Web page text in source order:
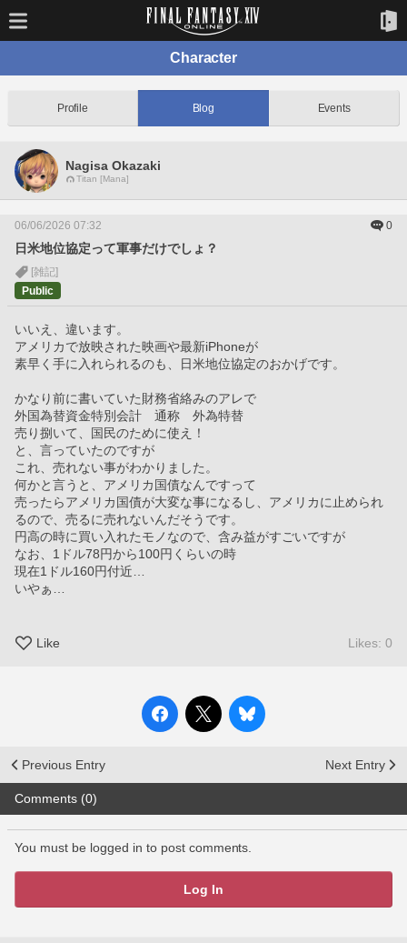
Character
Profile Blog Events
Nagisa Okazaki
Titan [Mana]
06/06/2026 07:32 0
日米地位協定って軍事だけでしょ？
[雑記]
Public
いいえ、違います。
アメリカで放映された映画や最新iPhoneが
素早く手に入れられるのも、日米地位協定のおかげです。
かなり前に書いていた財務省絡みのアレで
外国為替資金特別会計　通称　外為特替
売り捌いて、国民のために使え！
と、言っていたのですが
これ、売れない事がわかりました。
何かと言うと、アメリカ国債なんですって
売ったらアメリカ国債が大変な事になるし、アメリカに止められ
るので、売るに売れないんだそうです。
円高の時に買い入れたモノなので、含み益がすごいですが
なお、1ドル78円から100円くらいの時
現在1ドル160円付近…
いやぁ…
Like Likes: 0
Previous Entry Next Entry
Comments (0)
You must be logged in to post comments.
Log In